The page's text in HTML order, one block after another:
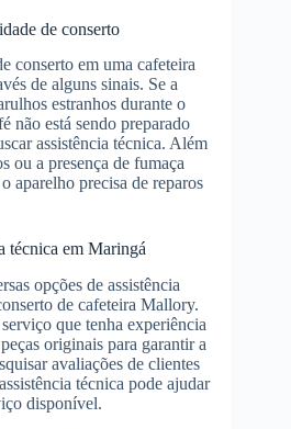
de conserto
conserto em uma cafeteira
de alguns sinais. Se a
estranhos durante o
não está sendo preparado
assistência técnica. Além
ou a presença de fumaça
aparelho precisa de reparos
técnica em Maringá
opções de assistência
de cafeteira Mallory.
que tenha experiência
originais para garantir a
avaliações de clientes
técnica pode ajudar
disponível.